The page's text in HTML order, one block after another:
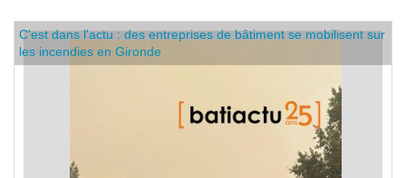
C'est dans l'actu : des entreprises de bâtiment se mobilisent sur
les incendies en Gironde